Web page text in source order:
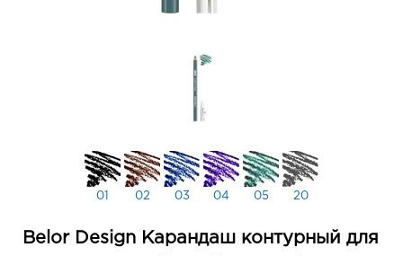
01 02 03 04 05 20
Belor Design Карандаш контурный для